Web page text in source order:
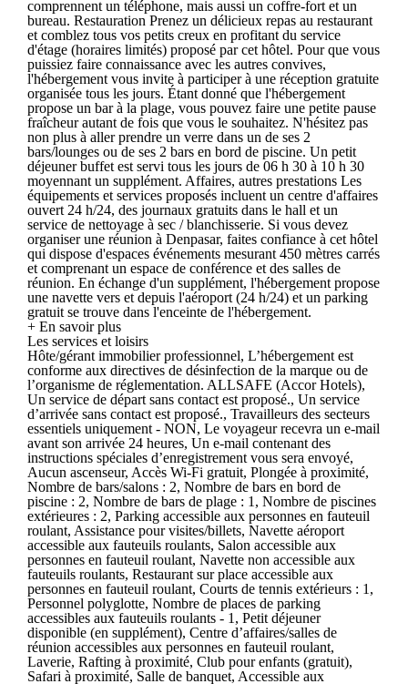
comprennent un téléphone, mais aussi un coffre-fort et un
bureau. Restauration Prenez un délicieux repas au restaurant
et comblez tous vos petits creux en profitant du service
d'étage (horaires limités) proposé par cet hôtel. Pour que vous
puissiez faire connaissance avec les autres convives,
l'hébergement vous invite à participer à une réception gratuite
organisée tous les jours. Étant donné que l'hébergement
propose un bar à la plage, vous pouvez faire une petite pause
fraîcheur autant de fois que vous le souhaitez. N'hésitez pas
non plus à aller prendre un verre dans un de ses 2
bars/lounges ou de ses 2 bars en bord de piscine. Un petit
déjeuner buffet est servi tous les jours de 06 h 30 à 10 h 30
moyennant un supplément. Affaires, autres prestations Les
équipements et services proposés incluent un centre d'affaires
ouvert 24 h/24, des journaux gratuits dans le hall et un
service de nettoyage à sec / blanchisserie. Si vous devez
organiser une réunion à Denpasar, faites confiance à cet hôtel
qui dispose d'espaces événements mesurant 450 mètres carrés
et comprenant un espace de conférence et des salles de
réunion. En échange d'un supplément, l'hébergement propose
une navette vers et depuis l'aéroport (24 h/24) et un parking
gratuit se trouve dans l'enceinte de l'hébergement.
+ En savoir plus
Les services et loisirs
Hôte/gérant immobilier professionnel, L’hébergement est
conforme aux directives de désinfection de la marque ou de
l’organisme de réglementation. ALLSAFE (Accor Hotels),
Un service de départ sans contact est proposé., Un service
d’arrivée sans contact est proposé., Travailleurs des secteurs
essentiels uniquement - NON, Le voyageur recevra un e-mail
avant son arrivée 24 heures, Un e-mail contenant des
instructions spéciales d’enregistrement vous sera envoyé,
Aucun ascenseur, Accès Wi-Fi gratuit, Plongée à proximité,
Nombre de bars/salons : 2, Nombre de bars en bord de
piscine : 2, Nombre de bars de plage : 1, Nombre de piscines
extérieures : 2, Parking accessible aux personnes en fauteuil
roulant, Assistance pour visites/billets, Navette aéroport
accessible aux fauteuils roulants, Salon accessible aux
personnes en fauteuil roulant, Navette non accessible aux
fauteuils roulants, Restaurant sur place accessible aux
personnes en fauteuil roulant, Courts de tennis extérieurs : 1,
Personnel polyglotte, Nombre de places de parking
accessibles aux fauteuils roulants - 1, Petit déjeuner
disponible (en supplément), Centre d’affaires/salles de
réunion accessibles aux personnes en fauteuil roulant,
Laverie, Rafting à proximité, Club pour enfants (gratuit),
Safari à proximité, Salle de banquet, Accessible aux